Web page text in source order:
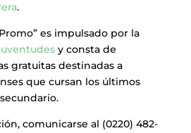
.
es impulsado por la
y consta de
gratuitas destinadas a
que cursan los últimos
comunicarse al (0220) 482-